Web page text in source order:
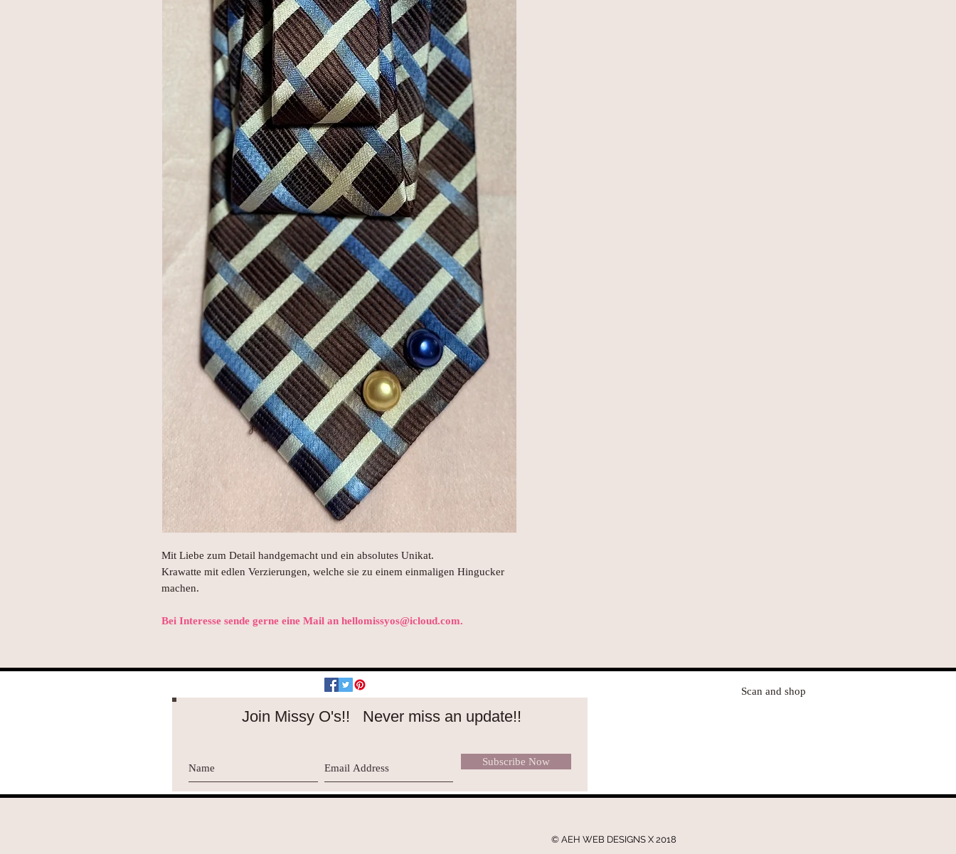
Mit Liebe zum Detail handgemacht und ein absolutes Unikat.
Krawatte mit edlen Verzierungen, welche sie zu einem einmaligen Hingucker
machen.
Bei Interesse sende gerne eine Mail an hellomissyos@icloud.com.
Join Missy O's!! Never miss an update!!
Subscribe Now
Scan and shop
© AEH WEB DESIGNS X 2018